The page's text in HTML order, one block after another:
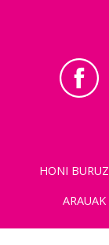
HONI BURUZ
ARAUAK